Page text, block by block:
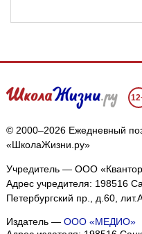
© 2000–2026 Ежедневный
«ШколаЖизни.ру»
Учредитель — ООО
Адрес учредителя: 198516
Петербургский пр., д.60,
Издатель — ООО «МЕДИО»